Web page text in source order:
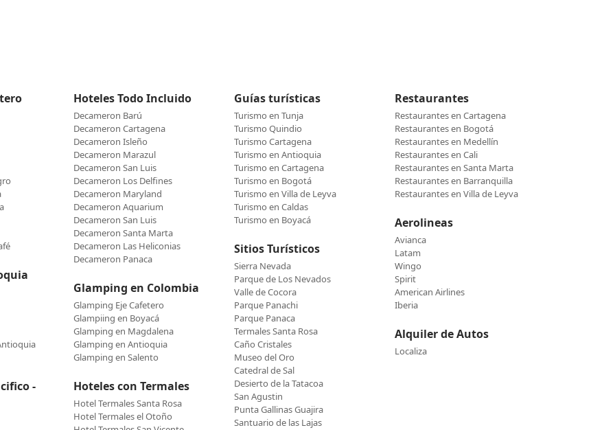
-
Hoteles Todo Incluido
Decameron Barú
Decameron Cartagena
Decameron Isleño
Decameron Marazul
Decameron San Luis
Decameron Los Delfines
Decameron Maryland
Decameron Aquarium
Decameron San Luis
Decameron Santa Marta
Decameron Las Heliconias
Decameron Panaca
Glamping en Colombia
Glamping Eje Cafetero
Glampiing en Boyacá
Glamping en Magdalena
Glamping en Antioquia
Glamping en Salento
Hoteles con Termales
Hotel Termales Santa Rosa
Hotel Termales el Otoño
Guías turísticas
Turismo en Tunja
Turismo Quindio
Turismo Cartagena
Turismo en Antioquia
Turismo en Cartagena
Turismo en Bogotá
Turismo en Villa de Leyva
Turismo en Caldas
Turismo en Boyacá
Sitios Turísticos
Sierra Nevada
Parque de Los Nevados
Valle de Cocora
Parque Panachi
Parque Panaca
Termales Santa Rosa
Caño Cristales
Museo del Oro
Catedral de Sal
Desierto de la Tatacoa
San Agustin
Punta Gallinas Guajira
Santuario de las Lajas
Restaurantes
Restaurantes en Cartagena
Restaurantes en Bogotá
Restaurantes en Medellín
Restaurantes en Cali
Restaurantes en Santa Marta
Restaurantes en Barranquilla
Restaurantes en Villa de Leyva
Aerolineas
Avianca
Latam
Wingo
Spirit
American Airlines
Iberia
Alquiler de Autos
Localiza